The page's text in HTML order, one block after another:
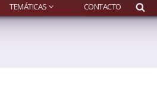
TEMÁTICAS CONTACTO